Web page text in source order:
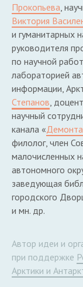
Прокопьева ,
Виктория
и гуманитарных
руководителя
по научной
лабораторией
информации,
Степанов ,
научный
канала «
филолог, член
малочисленных
автономного
заведующая
городского
и мн. др.
Автор идеи и
при поддержке
Арктики и